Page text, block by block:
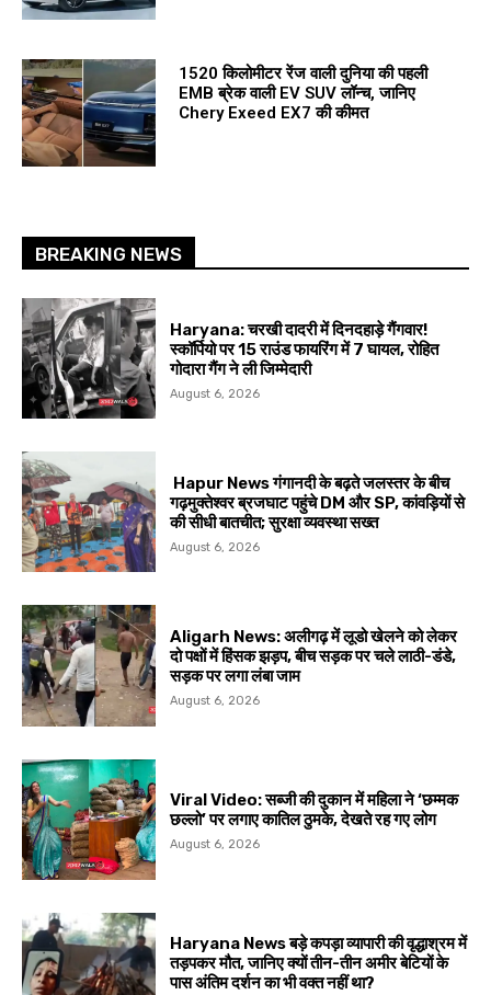
1520 किलोमीटर रेंज वाली दुनिया की पहली
EMB ब्रेक वाली EV SUV लॉन्च, जानिए
Chery Exeed EX7 की कीमत
BREAKING NEWS
Haryana: चरखी दादरी में दिनदहाड़े गैंगवार!
स्कॉर्पियो पर 15 राउंड फायरिंग में 7 घायल, रोहित
गोदारा गैंग ने ली जिम्मेदारी
August 6, 2026
Hapur News गंगानदी के बढ़ते जलस्तर के बीच
गढ़मुक्तेश्वर ब्रजघाट पहुंचे DM और SP, कांवड़ियों से
की सीधी बातचीत; सुरक्षा व्यवस्था सख्त
August 6, 2026
Aligarh News: अलीगढ़ में लूडो खेलने को लेकर
दो पक्षों में हिंसक झड़प, बीच सड़क पर चले लाठी-डंडे,
सड़क पर लगा लंबा जाम
August 6, 2026
Viral Video: सब्जी की दुकान में महिला ने ‘छम्मक
छल्लो’ पर लगाए कातिल ठुमके, देखते रह गए लोग
August 6, 2026
Haryana News बड़े कपड़ा व्यापारी की वृद्धाश्रम में
तड़पकर मौत, जानिए क्यों तीन-तीन अमीर बेटियों के
पास अंतिम दर्शन का भी वक्त नहीं था?